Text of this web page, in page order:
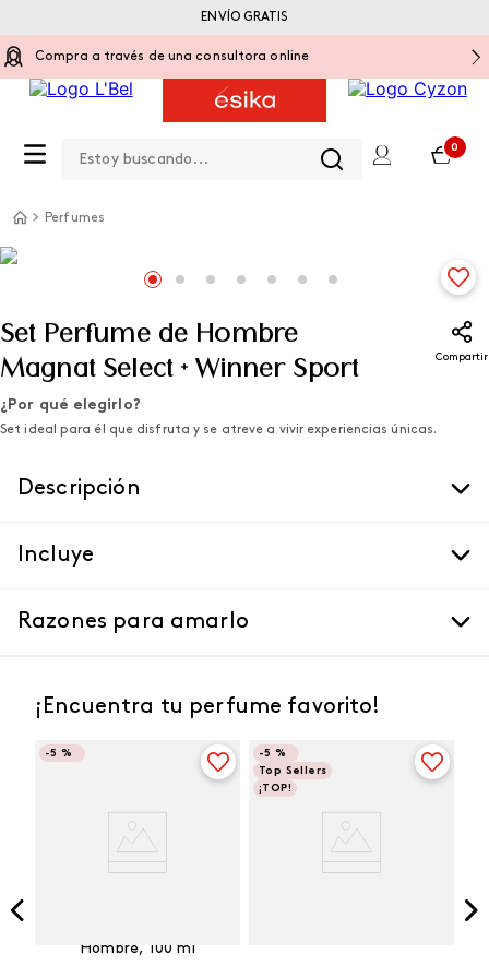
Compra a través de una consultora online
0
ENVÍO GRATIS
Perfumes
Set Perfume de Hombre
Magnat Select + Winner Sport
Compartir
¿Por qué elegirlo?
Set ideal para él que disfruta y se atreve a vivir experiencias únicas.
Descripción
Incluye
Razones para amarlo
¡Encuentra tu perfume favorito!
-5 %
Hombre, 100 ml
-5 %
Top Sellers
¡TOP!